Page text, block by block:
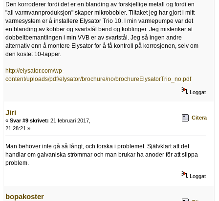
Den korroderer fordi det er en blanding av forskjellige metall og fordi en
"all varmvannproduksjon" skaper mikrobobler. Tiltaket jeg har gjort i mitt
varmesystem er å installere Elysator Trio 10. I min varmepumpe var det
en blanding av kobber og svartstål bend og koblinger. Jeg mistenker at
dobbeltbemantlingen i min VVB er av svartstål. Jeg så ingen andre
alternativ enn å montere Elysator for å få kontroll på korrosjonen, selv om
den kostet 10-lapper.
http://elysator.com/wp-
content/uploads/pdf/elysator/brochure/no/brochureElysatorTrio_no.pdf
Loggat
Jiri
« Svar #9 skrivet: 21 februari 2017,
21:28:21 »
Citera
Man behöver inte gå så långt, och forska i problemet. Självklart att det
handlar om galvaniska strömmar och man brukar ha anoder för att slippa
problem.
Loggat
bopakoster